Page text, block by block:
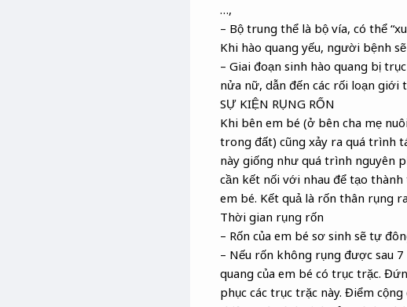
…,
– Bộ trung thể là bộ vía, có thể
Khi hào quang yếu, người bệnh
– Giai đoạn sinh hào quang bị
nửa nữ, dẫn đến các rối loạn giới
SỰ KIỆN RỤNG RỐN
Khi bên em bé (ở bên cha mẹ
trong đất) cũng xảy ra quá trình
này giống như quá trình nguyên
cần kết nối với nhau để tạo
em bé. Kết quả là rốn thân rụng
Thời gian rụng rốn
– Rốn của em bé sơ sinh sẽ tự
– Nếu rốn không rụng được sau
quang của em bé có trục trặc.
phục các trục trặc này. Điểm